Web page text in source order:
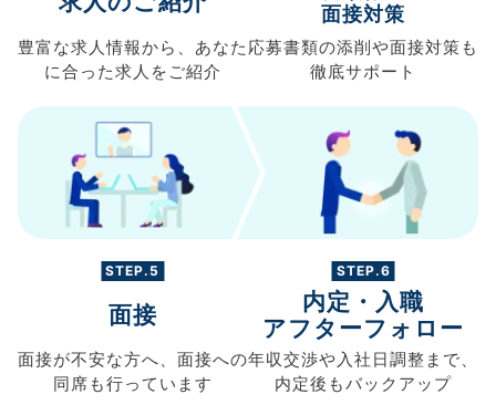
豊富な求人情報から、 あなた
に合った求人を ご紹介
面接対策
応募書類の添削や面接対策も
徹底サポート
STEP.5
面接
面接が不安な方へ、 面接への
同席も行っています
STEP.6
内定・入職
アフターフォロー
年収交渉や入社日調整まで、
内定後もバックアップ